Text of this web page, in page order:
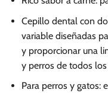
Cepillo dental con
variable diseñadas
y proporcionar una
y perros de todos
Para perros y gatos: